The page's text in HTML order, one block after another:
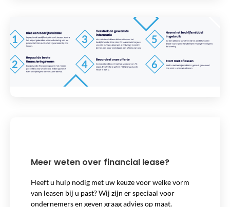
Meer weten over financial lease?
Heeft u hulp nodig met uw keuze voor welke vorm
van leasen bij u past? Wij zijn er speciaal voor
ondernemers en geven graag advies op maat.